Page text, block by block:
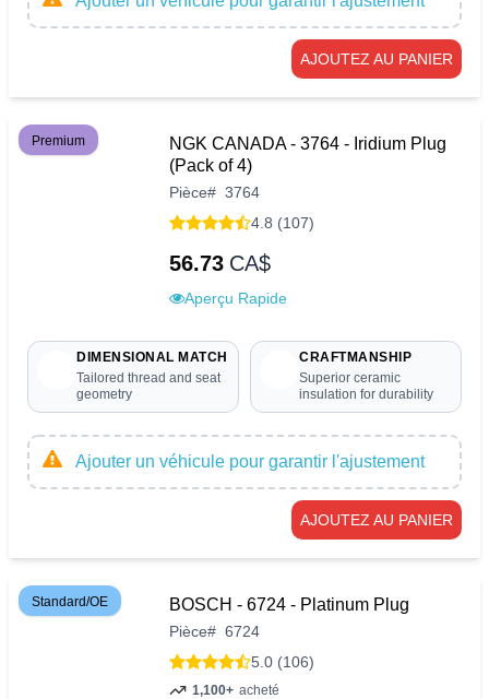
AJOUTEZ AU PANIER
Premium
NGK CANADA - 3764 - Iridium Plug
(Pack of 4)
Pièce# 3764
4.8 (107)
56.73 CA$
Aperçu Rapide
DIMENSIONAL MATCH
Tailored thread and seat
geometry
CRAFTMANSHIP
Superior ceramic
insulation for durability
Ajouter un véhicule pour garantir l'ajustement
AJOUTEZ AU PANIER
Standard/OE BOSCH - 6724 - Platinum Plug
Pièce# 6724
5.0 (106)
1,100+ acheté